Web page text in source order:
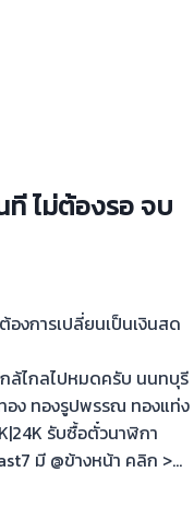
ที ไม่ต้องรอ จบ
องการเปลี่ยนเป็นเงินสด
ล้ไกลไปหมดครับ นนทบุรี
อง ทองรูปพรรณ ทองแท่ง
รับซื้อตั๋วนาฬิกา
มี @ข้างหน้า คลิก >…